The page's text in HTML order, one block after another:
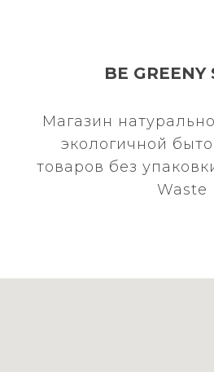
BE GREENY
Магазин
экологичной
товаров без
Waste